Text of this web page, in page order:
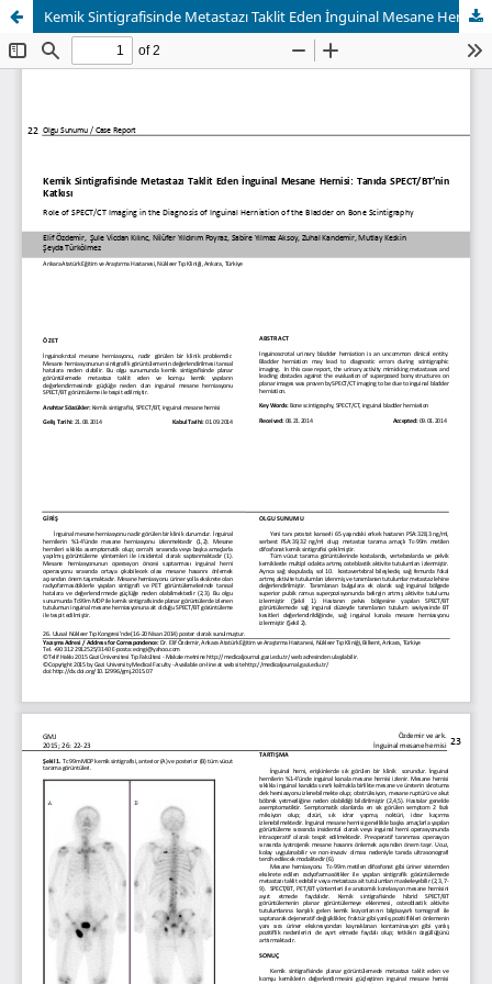
Kemik Sintigrafisinde Metastazı Taklit Eden İnguinal Mesane Hernisi: Tanıda SPECT/BT’nin Katkısı